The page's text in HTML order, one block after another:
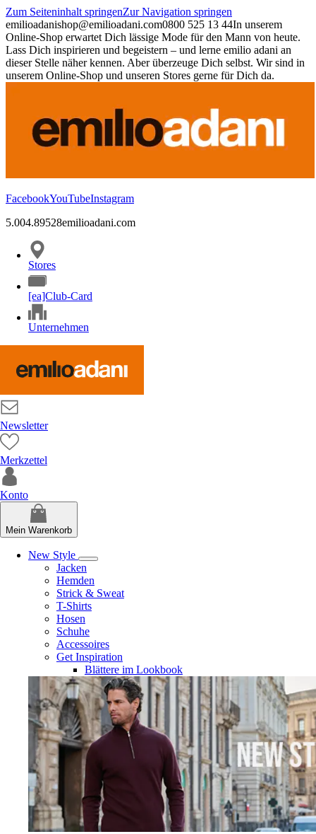
Zum Seiteninhalt springenZur Navigation springen
emilioadanishop@emilioadani.com0800 525 13 44In unserem
Online-Shop erwartet Dich lässige Mode für den Mann von heute.
Lass Dich inspirieren und begeistern – und lerne emilio adani an
dieser Stelle näher kennen. Aber überzeuge Dich selbst. Wir sind in
unserem Online-Shop und unseren Stores gerne für Dich da.
FacebookYouTubeInstagram
5.004.89528emilioadani.com
Stores
[ea]Club-Card
Unternehmen
Newsletter
Merkzettel
Konto
Mein Warenkorb
New Style
Jacken
Hemden
Strick & Sweat
T-Shirts
Hosen
Schuhe
Accessoires
Get Inspiration
Blättere im Lookbook